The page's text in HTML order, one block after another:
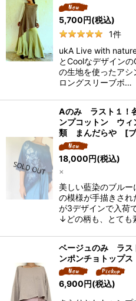
5,700円(税込)
1件
ukA Live with
とCoolなデザイン
の生地を使ったアシ
ロングスリーブボ…
Aのみ ラスト１
ンプコットン ウ
類 まんだらや [ブ
18,000円(税込)
×
美しい藍染のブル
の模様が手描きされ
が3デザインで入荷
↓どの柄も、とても
ベージュのみ ラス
ンポンチョトッ
6,900 円(税込)